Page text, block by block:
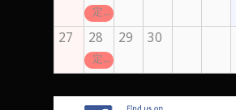
定休日
27 28
定休日
29 30